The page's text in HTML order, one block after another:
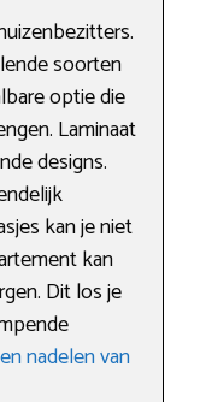
soorten
optie die
Laminaat
designs.
kan je niet
kan
Dit los je
nadelen van